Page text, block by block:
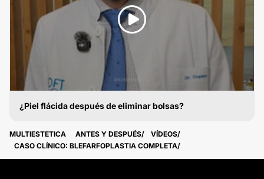
¿Piel flácida después de eliminar bolsas?
MULTIESTETICA ANTES Y DESPUÉS
VÍDEOS
CASO CLÍNICO: BLEFARFOPLASTIA COMPLETA